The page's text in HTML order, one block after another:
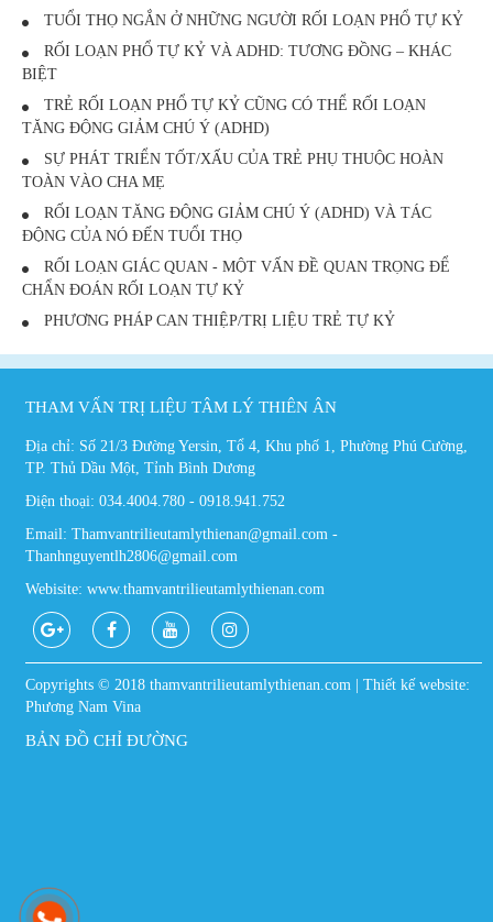
TUỔI THỌ NGẮN Ở NHỮNG NGƯỜI RỐI LOẠN PHỔ TỰ KỶ
RỐI LOẠN PHỔ TỰ KỶ VÀ ADHD: TƯƠNG ĐỒNG – KHÁC
BIỆT
TRẺ RỐI LOẠN PHỔ TỰ KỶ CŨNG CÓ THỂ RỐI LOẠN
TĂNG ĐỘNG GIẢM CHÚ Ý (ADHD)
SỰ PHÁT TRIỂN TỐT/XẤU CỦA TRẺ PHỤ THUỘC HOÀN
TOÀN VÀO CHA MẸ
RỐI LOẠN TĂNG ĐỘNG GIẢM CHÚ Ý (ADHD) VÀ TÁC
ĐỘNG CỦA NÓ ĐẾN TUỔI THỌ
RỐI LOẠN GIÁC QUAN - MỘT VẤN ĐỀ QUAN TRỌNG ĐỂ
CHẨN ĐOÁN RỐI LOẠN TỰ KỶ
PHƯƠNG PHÁP CAN THIỆP/TRỊ LIỆU TRẺ TỰ KỶ
THAM VẤN TRỊ LIỆU TÂM LÝ THIÊN ÂN
Địa chỉ: Số 21/3 Đường Yersin, Tổ 4, Khu phố 1, Phường Phú Cường,
TP. Thủ Dầu Một, Tỉnh Bình Dương
Điện thoại: 034.4004.780 - 0918.941.752
Email: Thamvantrilieutamlythienan@gmail.com -
Thanhnguyentlh2806@gmail.com
Webisite: www.thamvantrilieutamlythienan.com
Copyrights © 2018 thamvantrilieutamlythienan.com | Thiết kế website:
Phương Nam Vina
BẢN ĐỒ CHỈ ĐƯỜNG